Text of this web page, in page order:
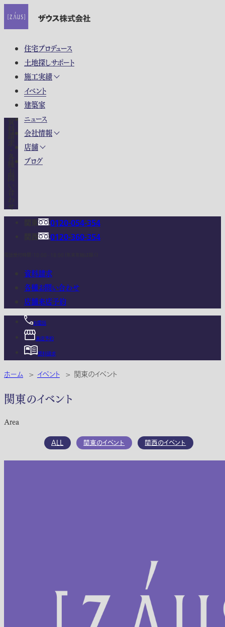
住宅プロデュース
土地探しサポート
施工実績
イベント
建築家
ニュース
会社情報
店舗
ブログ
0120-054-354
0120-360-354
資料請求
各種お問い合わせ
店舗来店予約
お電話
来店予約
資料請求
ホーム > イベント > 関東のイベント
関東のイベント
Area
ALL 関東のイベント 関西のイベント